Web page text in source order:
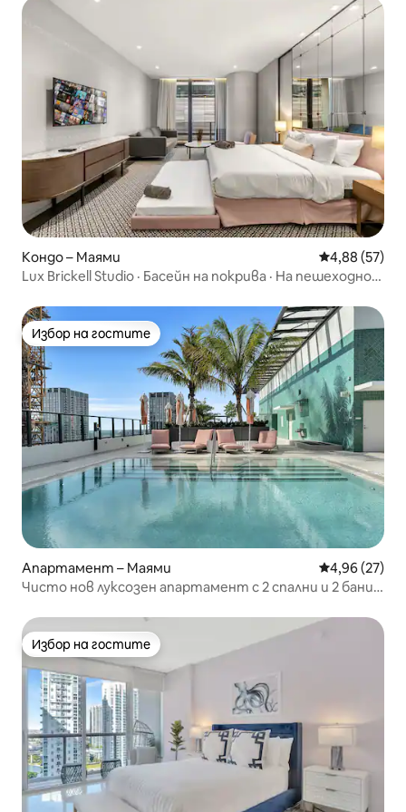
Кондо – Маями Средна
4,88 (57)
Lux Brickell Studio · Басейн на покрива · На пешеходно
Избор на гостите
Избор на гостите
Апартамент – Маями Средна
4,96 (27)
Чисто нов луксозен апартамент с 2 спални и 2 бани в
Избор на гостите
Избор на гостите